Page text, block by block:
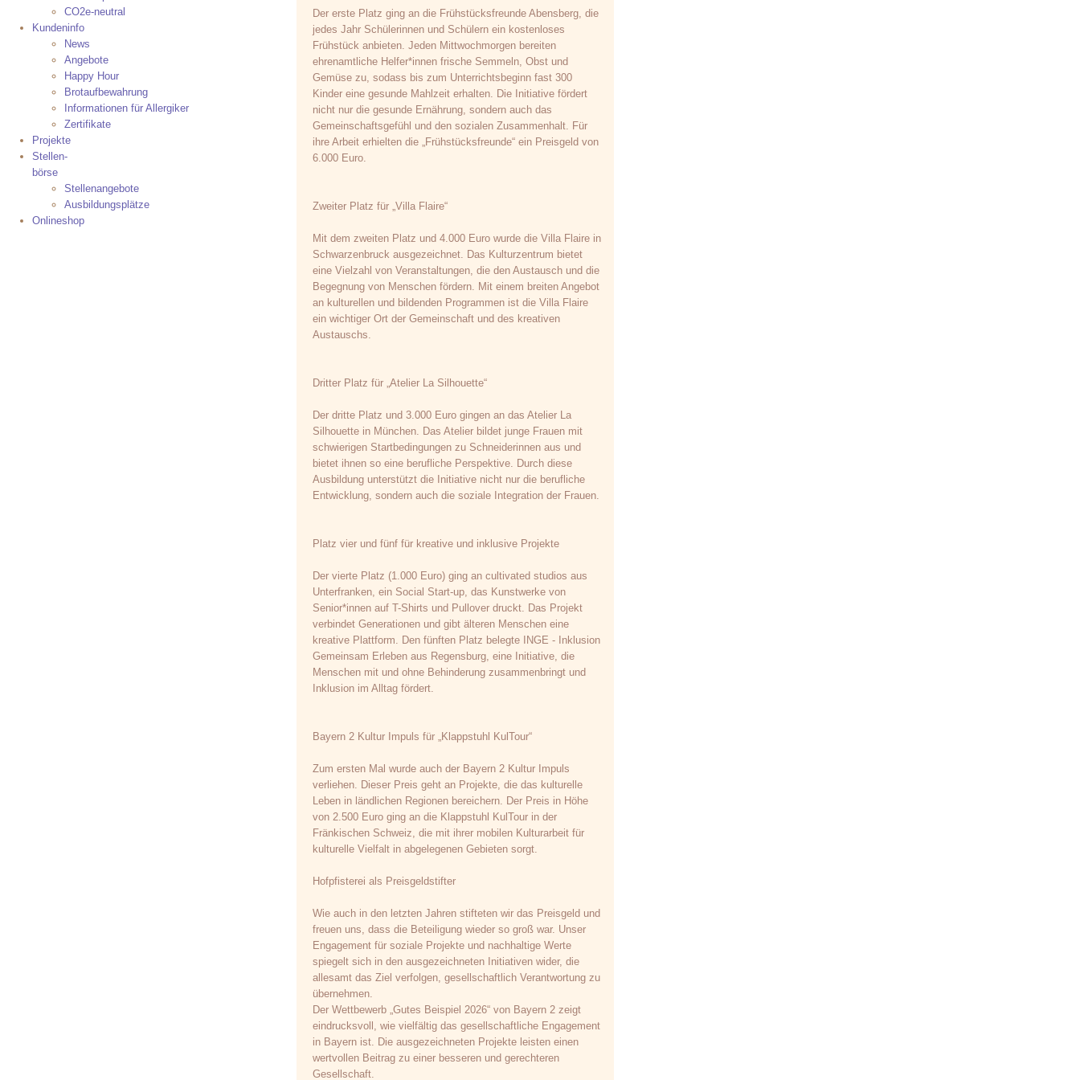
CO2e-neutral
Kundeninfo
News
Angebote
Happy Hour
Brotaufbewahrung
Informationen für Allergiker
Zertifikate
Projekte
Stellen-
börse
Stellenangebote
Ausbildungsplätze
Onlineshop
Der erste Platz ging an die Frühstücksfreunde Abensberg, die
jedes Jahr Schülerinnen und Schülern ein kostenloses
Frühstück anbieten. Jeden Mittwochmorgen bereiten
ehrenamtliche Helfer*innen frische Semmeln, Obst und
Gemüse zu, sodass bis zum Unterrichtsbeginn fast 300
Kinder eine gesunde Mahlzeit erhalten. Die Initiative fördert
nicht nur die gesunde Ernährung, sondern auch das
Gemeinschaftsgefühl und den sozialen Zusammenhalt. Für
ihre Arbeit erhielten die „Frühstücksfreunde“ ein Preisgeld von
6.000 Euro.
Zweiter Platz für „Villa Flaire“
Mit dem zweiten Platz und 4.000 Euro wurde die Villa Flaire in
Schwarzenbruck ausgezeichnet. Das Kulturzentrum bietet
eine Vielzahl von Veranstaltungen, die den Austausch und die
Begegnung von Menschen fördern. Mit einem breiten Angebot
an kulturellen und bildenden Programmen ist die Villa Flaire
ein wichtiger Ort der Gemeinschaft und des kreativen
Austauschs.
Dritter Platz für „Atelier La Silhouette“
Der dritte Platz und 3.000 Euro gingen an das Atelier La
Silhouette in München. Das Atelier bildet junge Frauen mit
schwierigen Startbedingungen zu Schneiderinnen aus und
bietet ihnen so eine berufliche Perspektive. Durch diese
Ausbildung unterstützt die Initiative nicht nur die berufliche
Entwicklung, sondern auch die soziale Integration der Frauen.
Platz vier und fünf für kreative und inklusive Projekte
Der vierte Platz (1.000 Euro) ging an cultivated studios aus
Unterfranken, ein Social Start-up, das Kunstwerke von
Senior*innen auf T-Shirts und Pullover druckt. Das Projekt
verbindet Generationen und gibt älteren Menschen eine
kreative Plattform. Den fünften Platz belegte INGE - Inklusion
Gemeinsam Erleben aus Regensburg, eine Initiative, die
Menschen mit und ohne Behinderung zusammenbringt und
Inklusion im Alltag fördert.
Bayern 2 Kultur Impuls für „Klappstuhl KulTour“
Zum ersten Mal wurde auch der Bayern 2 Kultur Impuls
verliehen. Dieser Preis geht an Projekte, die das kulturelle
Leben in ländlichen Regionen bereichern. Der Preis in Höhe
von 2.500 Euro ging an die Klappstuhl KulTour in der
Fränkischen Schweiz, die mit ihrer mobilen Kulturarbeit für
kulturelle Vielfalt in abgelegenen Gebieten sorgt.
Hofpfisterei als Preisgeldstifter
Wie auch in den letzten Jahren stifteten wir das Preisgeld und
freuen uns, dass die Beteiligung wieder so groß war. Unser
Engagement für soziale Projekte und nachhaltige Werte
spiegelt sich in den ausgezeichneten Initiativen wider, die
allesamt das Ziel verfolgen, gesellschaftlich Verantwortung zu
übernehmen.
Der Wettbewerb „Gutes Beispiel 2026“ von Bayern 2 zeigt
eindrucksvoll, wie vielfältig das gesellschaftliche Engagement
in Bayern ist. Die ausgezeichneten Projekte leisten einen
wertvollen Beitrag zu einer besseren und gerechteren
Gesellschaft.